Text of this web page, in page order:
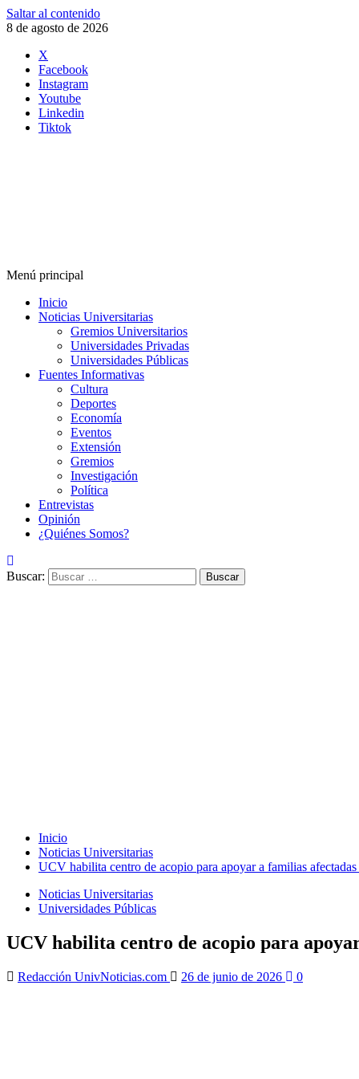
Saltar al contenido
8 de agosto de 2026
X
Facebook
Instagram
Youtube
Linkedin
Tiktok
Menú principal
Inicio
Noticias Universitarias
Gremios Universitarios
Universidades Privadas
Universidades Públicas
Fuentes Informativas
Cultura
Deportes
Economía
Eventos
Extensión
Gremios
Investigación
Política
Entrevistas
Opinión
¿Quiénes Somos?
Buscar:
Inicio
Noticias Universitarias
UCV habilita centro de acopio para apoyar a familias
Noticias Universitarias
Universidades Públicas
UCV habilita centro de acopio para
Redacción UnivNoticias.com 26 de junio de 2026 0